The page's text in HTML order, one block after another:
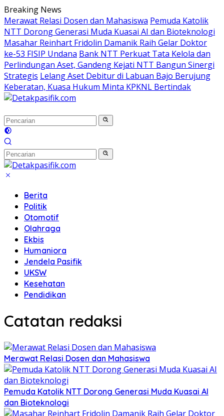
Langsung
ke
konten
Breaking News
Merawat Relasi Dosen dan Mahasiswa Pemuda Katolik
NTT Dorong Generasi Muda Kuasai AI dan Bioteknologi
Masahar Reinhart Fridolin Damanik Raih Gelar Doktor
ke-53 FISIP Undana Bank NTT Perkuat Tata Kelola dan
Perlindungan Aset, Gandeng Kejati NTT Bangun Sinergi
Strategis Lelang Aset Debitur di Labuan Bajo Berujung
Keberatan, Kuasa Hukum Minta KPKNL Bertindak
Berita
Politik
Otomotif
Olahraga
Ekbis
Humaniora
Jendela Pasifik
UKSW
Kesehatan
Pendidikan
Catatan redaksi
Merawat Relasi Dosen dan Mahasiswa
Pemuda Katolik NTT Dorong Generasi Muda Kuasai AI
dan Bioteknologi